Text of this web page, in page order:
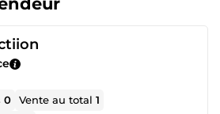
0 Vente au total1